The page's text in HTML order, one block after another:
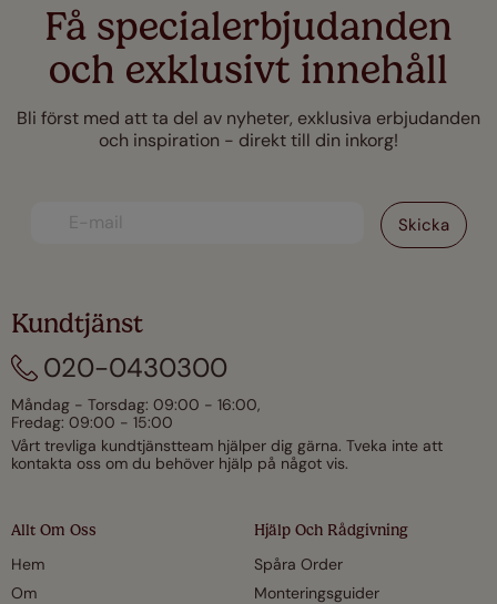
Få specialerbjudanden
och exklusivt innehåll
Bli först med att ta del av nyheter, exklusiva erbjudanden
och inspiration - direkt till din inkorg!
Allt Om Oss
Hem
Om
Hjälp Och Rådgivning
Spåra Order
Monteringsguider
Kundtjänst
020-0430300
Måndag - Torsdag: 09:00 - 16:00,
Fredag: 09:00 - 15:00
Vårt trevliga kundtjänstteam hjälper dig gärna. Tveka inte att
kontakta oss om du behöver hjälp på något vis.